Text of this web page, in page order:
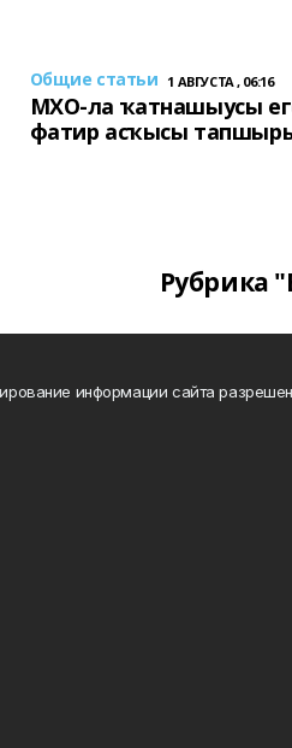
Общие статьи 1 АВГУСТА , 06:16
МХО-ла ҡатнашыусы
фатир асҡысы
Рубрика
информации сайта